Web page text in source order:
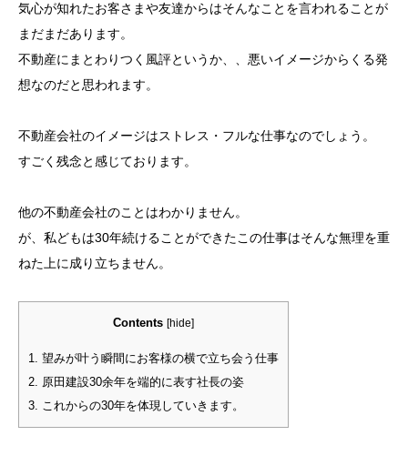
気心が知れたお客さまや友達からはそんなことを言われることが
まだまだあります。
不動産にまとわりつく風評というか、、悪いイメージからくる発
想なのだと思われます。
不動産会社のイメージはストレス・フルな仕事なのでしょう。
すごく残念と感じております。
他の不動産会社のことはわかりません。
が、私どもは30年続けることができたこの仕事はそんな無理を重
ねた上に成り立ちません。
Contents [hide]
1. 望みが叶う瞬間にお客様の横で立ち会う仕事
2. 原田建設30余年を端的に表す社長の姿
3. これからの30年を体現していきます。